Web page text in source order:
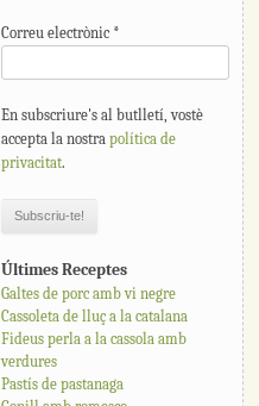
Correu electrònic *
En subscriure's al butlletí, vostè
accepta la nostra política de
privacitat.
Últimes Receptes
Galtes de porc amb vi negre
Cassoleta de lluç a la catalana
Fideus perla a la cassola amb
verdures
Pastís de pastanaga